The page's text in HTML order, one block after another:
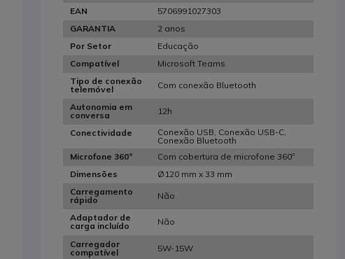
EAN
5706991027303
GARANTIA
2 anos
Por Setor
Educação
Compatível
Microsoft Teams
Tipo de conexão
telemóvel
Com conexão Bluetooth
Autonomia em
conversa
12h
Conectividade
Conexão USB, Conexão USB-C,
Conexão Bluetooth
Microfone 360º
Com cobertura de microfone 360º
Dimensões
Ø120 mm x 33 mm
Carregamento
rápido
Não
Adaptador de
carga incluído
Não
Carregador
compatível
5W-15W